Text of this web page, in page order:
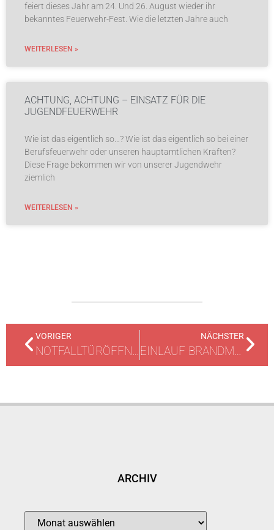
feiert dieses Jahr am 24. Und 26. August wieder ihr
bekanntes Feuerwehr-Fest. Wie die letzten Jahre auch
WEITERLESEN »
ACHTUNG, ACHTUNG – EINSATZ FÜR DIE
JUGENDFEUERWEHR
Wie ist das eigentlich so…? Wie ist das eigentlich so bei einer
Berufsfeuerwehr oder unseren hauptamtlichen Kräften?
Diese Frage bekommen wir von unserer Jugendwehr
ziemlich
WEITERLESEN »
VORIGER
NOTFALLTÜRÖFFNUNG
NÄCHSTER
EINLAUF BRANDMELDEANLAGE
ARCHIV